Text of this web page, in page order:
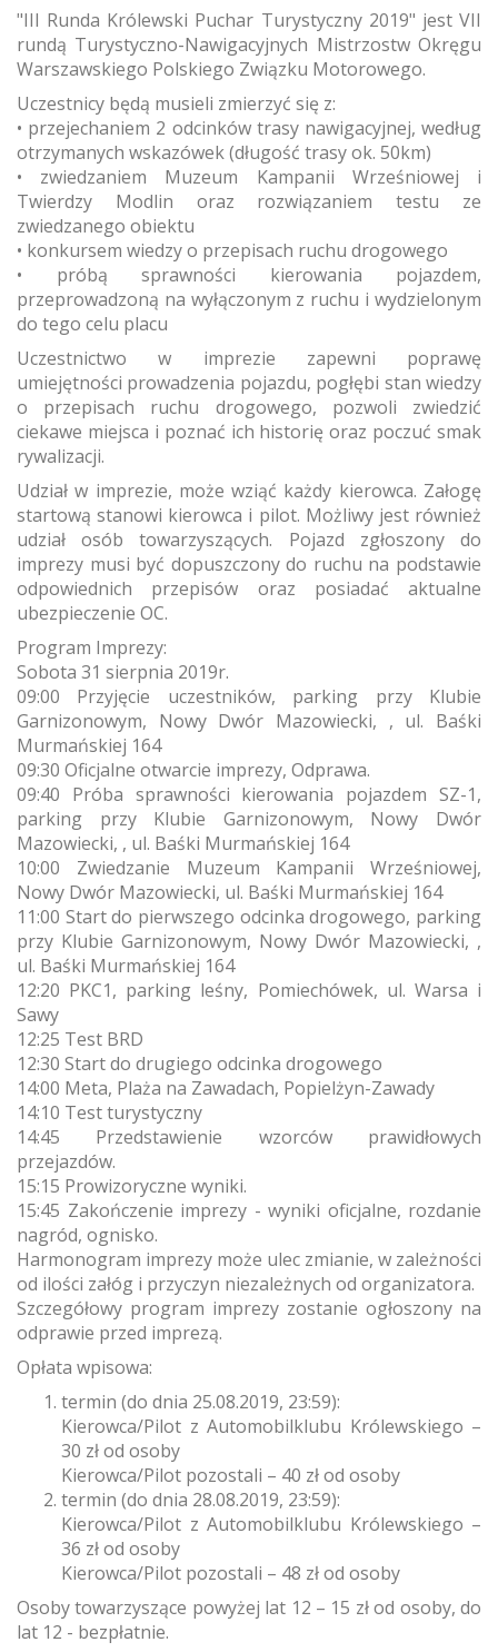
"III Runda Królewski Puchar Turystyczny 2019" jest VII
rundą Turystyczno-Nawigacyjnych Mistrzostw Okręgu
Warszawskiego Polskiego Związku Motorowego.
Uczestnicy będą musieli zmierzyć się z:
• przejechaniem 2 odcinków trasy nawigacyjnej, według
otrzymanych wskazówek (długość trasy ok. 50km)
• zwiedzaniem Muzeum Kampanii Wrześniowej i
Twierdzy Modlin oraz rozwiązaniem testu ze
zwiedzanego obiektu
• konkursem wiedzy o przepisach ruchu drogowego
• próbą sprawności kierowania pojazdem,
przeprowadzoną na wyłączonym z ruchu i wydzielonym
do tego celu placu
Uczestnictwo w imprezie zapewni poprawę
umiejętności prowadzenia pojazdu, pogłębi stan wiedzy
o przepisach ruchu drogowego, pozwoli zwiedzić
ciekawe miejsca i poznać ich historię oraz poczuć smak
rywalizacji.
Udział w imprezie, może wziąć każdy kierowca. Załogę
startową stanowi kierowca i pilot. Możliwy jest również
udział osób towarzyszących. Pojazd zgłoszony do
imprezy musi być dopuszczony do ruchu na podstawie
odpowiednich przepisów oraz posiadać aktualne
ubezpieczenie OC.
Program Imprezy:
Sobota 31 sierpnia 2019r.
09:00 Przyjęcie uczestników, parking przy Klubie
Garnizonowym, Nowy Dwór Mazowiecki, , ul. Baśki
Murmańskiej 164
09:30 Oficjalne otwarcie imprezy, Odprawa.
09:40 Próba sprawności kierowania pojazdem SZ-1,
parking przy Klubie Garnizonowym, Nowy Dwór
Mazowiecki, , ul. Baśki Murmańskiej 164
10:00 Zwiedzanie Muzeum Kampanii Wrześniowej,
Nowy Dwór Mazowiecki, ul. Baśki Murmańskiej 164
11:00 Start do pierwszego odcinka drogowego, parking
przy Klubie Garnizonowym, Nowy Dwór Mazowiecki, ,
ul. Baśki Murmańskiej 164
12:20 PKC1, parking leśny, Pomiechówek, ul. Warsa i
Sawy
12:25 Test BRD
12:30 Start do drugiego odcinka drogowego
14:00 Meta, Plaża na Zawadach, Popielżyn-Zawady
14:10 Test turystyczny
14:45 Przedstawienie wzorców prawidłowych
przejazdów.
15:15 Prowizoryczne wyniki.
15:45 Zakończenie imprezy - wyniki oficjalne, rozdanie
nagród, ognisko.
Harmonogram imprezy może ulec zmianie, w zależności
od ilości załóg i przyczyn niezależnych od organizatora.
Szczegółowy program imprezy zostanie ogłoszony na
odprawie przed imprezą.
Opłata wpisowa:
termin (do dnia 25.08.2019, 23:59):
Kierowca/Pilot z Automobilklubu Królewskiego –
30 zł od osoby
Kierowca/Pilot pozostali – 40 zł od osoby
termin (do dnia 28.08.2019, 23:59):
Kierowca/Pilot z Automobilklubu Królewskiego –
36 zł od osoby
Kierowca/Pilot pozostali – 48 zł od osoby
Osoby towarzyszące powyżej lat 12 – 15 zł od osoby, do
lat 12 - bezpłatnie.